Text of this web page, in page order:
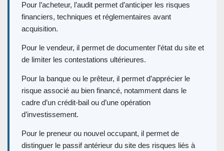
Pour l’acheteur, l’audit permet d’anticiper les risques
financiers, techniques et réglementaires avant
acquisition.
Pour le vendeur, il permet de documenter l’état du site et
de limiter les contestations ultérieures.
Pour la banque ou le prêteur, il permet d’apprécier le
risque associé au bien financé, notamment dans le
cadre d’un crédit-bail ou d’une opération
d’investissement.
Pour le preneur ou nouvel occupant, il permet de
distinguer le passif antérieur du site des risques liés à